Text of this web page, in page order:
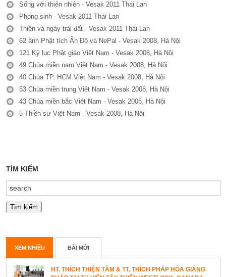
Sống với thiên nhiên - Vesak 2011 Thái Lan
Phóng sinh - Vesak 2011 Thái Lan
Thiền và ngày trái đất - Vesak 2011 Thái Lan
62 ảnh Phật tích Ấn Độ và NePal - Vesak 2008, Hà Nội
121 Kỷ lục Phật giáo Việt Nam - Vesak 2008, Hà Nội
49 Chùa miền nam Việt Nam - Vesak 2008, Hà Nội
40 Chùa TP. HCM Việt Nam - Vesak 2008, Hà Nội
53 Chùa miền trung Việt Nam - Vesak 2008, Hà Nội
43 Chùa miền bắc Việt Nam - Vesak 2008, Hà Nội
5 Thiền sư Việt Nam - Vesak 2008, Hà Nội
TÌM KIẾM
XEM NHIỀU BÀI MỚI
HT. THÍCH THIỆN TÂM & TT. THÍCH PHÁP HÒA GIẢNG